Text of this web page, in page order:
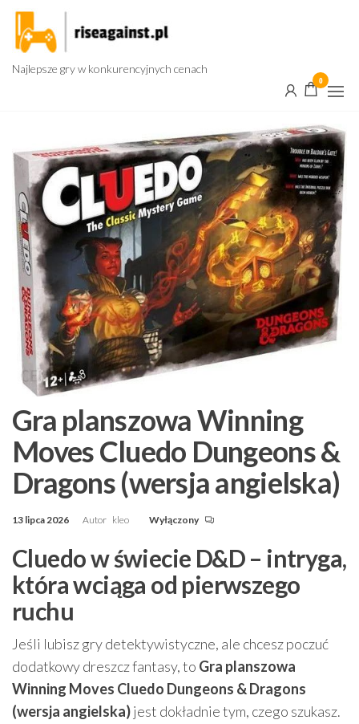
Przejdź
treści
Najlepsze gry w konkurencyjnych cenach
0
Gra planszowa Winning
Moves Cluedo Dungeons &
Dragons (wersja angielska)
13 lipca 2026 Autor kleo Wyłączony
Cluedo w świecie D&D – intryga,
która wciąga od pierwszego
ruchu
Jeśli lubisz gry detektywistyczne, ale chcesz poczuć
dodatkowy dreszcz fantasy, to Gra planszowa
Winning Moves Cluedo Dungeons & Dragons
(wersja angielska)jest dokładnie tym, czego szukasz.